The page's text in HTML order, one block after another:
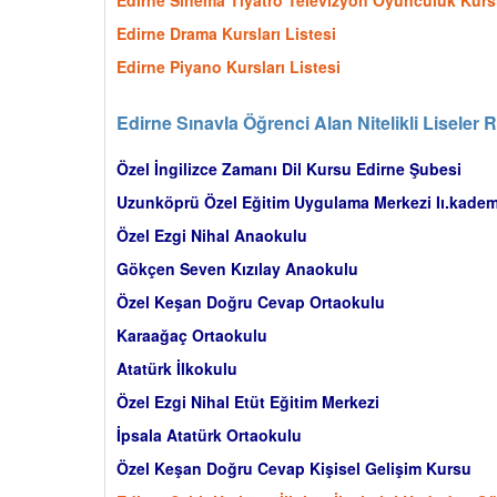
Edirne Drama Kursları Listesi
Edirne Piyano Kursları Listesi
Edirne Sınavla Öğrenci Alan Nitelikli Liseler
Özel İngilizce Zamanı Dil Kursu Edirne Şubesi
Uzunköprü Özel Eğitim Uygulama Merkezi
Özel Ezgi Nihal Anaokulu
Gökçen Seven Kızılay Anaokulu
Özel Keşan Doğru Cevap Ortaokulu
Karaağaç Ortaokulu
Atatürk İlkokulu
Özel Ezgi Nihal Etüt Eğitim Merkezi
İpsala Atatürk Ortaokulu
Özel Keşan Doğru Cevap Kişisel Gelişim Kursu